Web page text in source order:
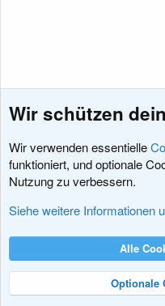
Fehler, Fragen und Antworten
Nutzungsbedingungen
R
Community platform by XenForo® ©
Wir schützen
Wir verwenden essentielle
funktioniert, und optionale
Nutzung zu verbessern.
Siehe weitere Informationen
Alle
Optionale